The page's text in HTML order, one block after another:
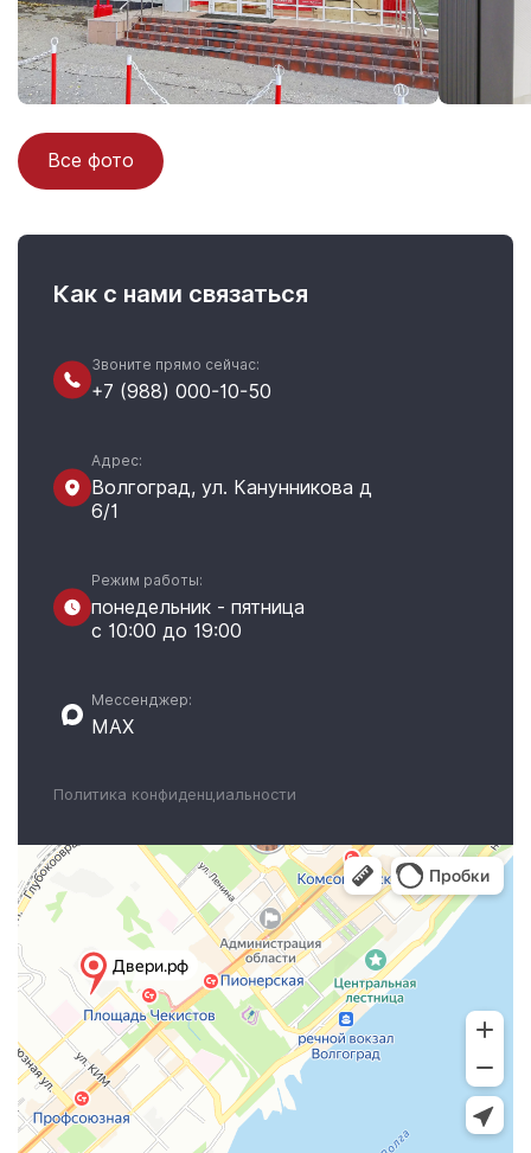
Все фото
Как с нами связаться
Звоните прямо сейчас:
+7 (988) 000-10-50
Адрес:
Волгоград, ул. Канунникова д
6/1
Режим работы:
понедельник - пятница
с 10:00 до 19:00
Мессенджер:
MAX
Политика конфиденциальности